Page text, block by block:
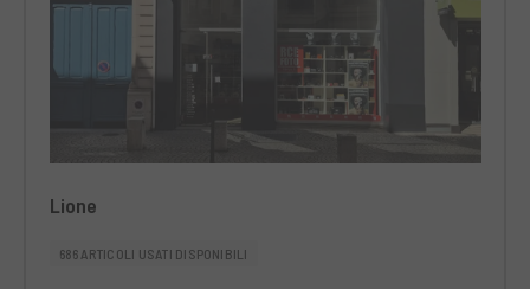
Lione
686 ARTICOLI USATI DISPONIBILI